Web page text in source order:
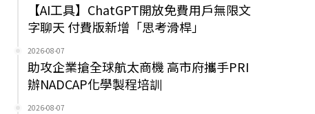
【AI工具】ChatGPT開放免費用戶無限文
字聊天 付費版新增「思考滑桿」
2026-08-07
助攻企業搶全球航太商機 高市府攜手PRI
辦NADCAP化學製程培訓
2026-08-07